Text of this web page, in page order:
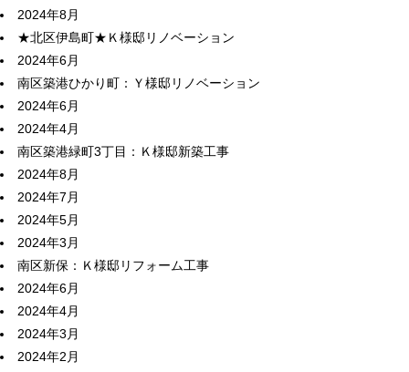
2024年8月
★北区伊島町★Ｋ様邸リノベーション
2024年6月
南区築港ひかり町：Ｙ様邸リノベーション
2024年6月
2024年4月
南区築港緑町3丁目：Ｋ様邸新築工事
2024年8月
2024年7月
2024年5月
2024年3月
南区新保：Ｋ様邸リフォーム工事
2024年6月
2024年4月
2024年3月
2024年2月